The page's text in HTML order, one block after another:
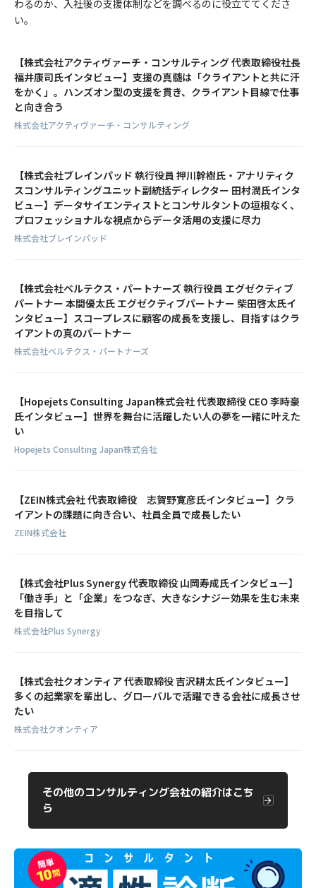
わるのか、入社後の支援体制などを調べるのに役立ててくださ
い。
【株式会社アクティヴァーチ・コンサルティング 代表取締役社長
福井康司氏インタビュー】支援の真髄は「クライアントと共に汗
をかく」。ハンズオン型の支援を貫き、クライアント目線で仕事
と向き合う
株式会社アクティヴァーチ・コンサルティング
【株式会社ブレインパッド 執行役員 押川幹樹氏・アナリティク
スコンサルティングユニット副統括ディレクター 田村潤氏インタ
ビュー】データサイエンティストとコンサルタントの垣根なく、
プロフェッショナルな視点からデータ活用の支援に尽力
株式会社ブレインパッド
【株式会社ベルテクス・パートナーズ 執行役員 エグゼクティブ
パートナー 本間優太氏 エグゼクティブパートナー 柴田啓太氏イ
ンタビュー】スコープレスに顧客の成長を支援し、目指すはクラ
イアントの真のパートナー
株式会社ベルテクス・パートナーズ
【Hopejets Consulting Japan株式会社 代表取締役 CEO 李時豪
氏インタビュー】世界を舞台に活躍したい人の夢を一緒に叶えた
い
Hopejets Consulting Japan株式会社
【ZEIN株式会社 代表取締役 志賀野寛彦氏インタビュー】クラ
イアントの課題に向き合い、社員全員で成長したい
ZEIN株式会社
【株式会社Plus Synergy 代表取締役 山岡寿成氏インタビュー】
「働き手」と「企業」をつなぎ、大きなシナジー効果を生む未来
を目指して
株式会社Plus Synergy
【株式会社クオンティア 代表取締役 吉沢耕太氏インタビュー】
多くの起業家を輩出し、グローバルで活躍できる会社に成長させ
たい
株式会社クオンティア
その他のコンサルティング会社の紹介はこち
ら